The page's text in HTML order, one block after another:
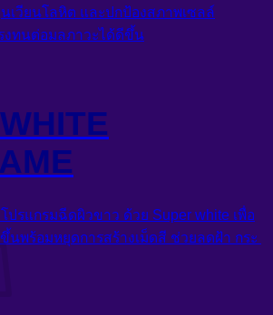
เวียนโลหิต และปกป้องสภาพเซลล์
งทนต่อมลภาวะได้ดีขึ้น
ปรแกรมฉีดผิวขาว ด้วย Super white เพื่อ
นพร้อมหยุดการสร้างเม็ดสี ช่วยลดฝ้า กระ